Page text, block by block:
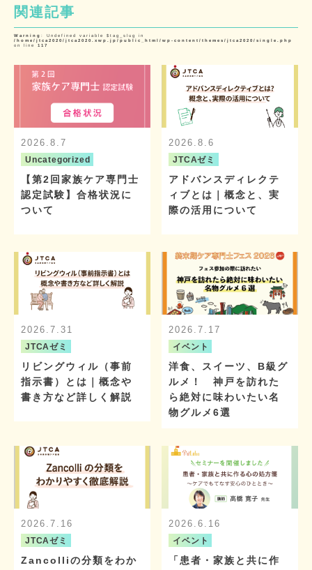
関連記事
Warning : Undefined variable $tag_slug in
/home/jtca2020/jtca2020.xwp.jp/public_html/wp-content/themes/jtca2020/single.php
on line117
2026.8.7
Uncategorized
【第2回家族ケア専門士
認定試験】合格状況に
ついて
2026.8.6
JTCAゼミ
アドバンスディレクテ
ィブとは｜概念と、実
際の活用について
2026.7.31
JTCAゼミ
リビングウィル（事前
指示書）とは｜概念や
書き方など詳しく解説
2026.7.17
イベント
洋食、スイーツ、B級グ
ルメ！ 神戸を訪れた
ら絶対に味わいたい名
物グルメ6選
2026.7.16
JTCAゼミ
Zancolliの分類をわか
2026.6.16
イベント
「患者・家族と共に作